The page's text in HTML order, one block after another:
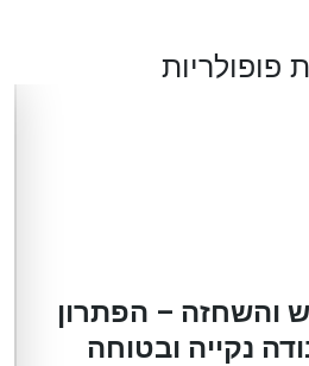
פופולריות
והשחזה – הפתרון
נקייה ובטוחה